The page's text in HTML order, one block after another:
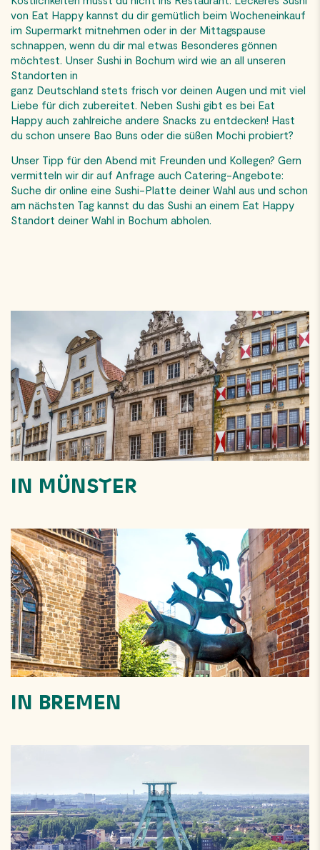
von Eat Happy kannst du dir gemütlich beim Wocheneinkauf
im Supermarkt mitnehmen oder in der Mittagspause
schnappen, wenn du dir mal etwas Besonderes gönnen
möchtest. Unser Sushi in Bochum wird wie an all unseren
Standorten in
ganz Deutschland stets frisch vor deinen Augen und mit viel
Liebe für dich zubereitet. Neben Sushi gibt es bei Eat
Happy auch zahlreiche andere Snacks zu entdecken! Hast
du schon unsere Bao Buns oder die süßen Mochi probiert?
Unser Tipp für den Abend mit Freunden und Kollegen? Gern
vermitteln wir dir auf Anfrage auch Catering-Angebote:
Suche dir online eine Sushi-Platte deiner Wahl aus und schon
am nächsten Tag kannst du das Sushi an einem Eat Happy
Standort deiner Wahl in Bochum abholen.
IN MÜNSTER
IN BREMEN